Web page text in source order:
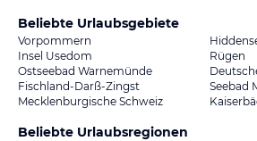
Beliebte Urlaubsgebiete
Vorpommern
Insel Usedom
Rügen
Ostseebad Warnemünde
Fischland-Darß-Zingst
Seebad
Mecklenburgische Schweiz
Beliebte Urlaubsregionen